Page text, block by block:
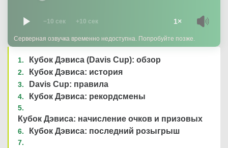
08.02.2026
Далибор Сврчина
N. Madaras
−10 сек +10 сек 1×
Серверная озвучка временно недоступна. Попробуйте позже.
Кубок Дэвиса (Davis Cup): обзор
Кубок Дэвиса: история
Davis Cup: правила
Кубок Дэвиса: рекордсмены
Кубок Дэвиса: начисление очков и призовых
Кубок Дэвиса: последний розыгрыш